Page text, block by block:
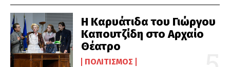
Η Καρυάτιδα του Γιώργου
Καπουτζίδη στο Αρχαίο
Θέατρο
ΠΟΛΙΤΙΣΜΌΣ